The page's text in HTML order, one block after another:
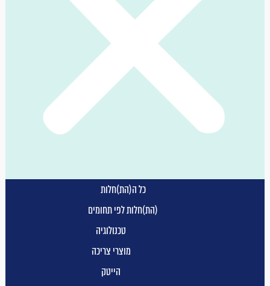
כל ה(הת)חלות
(הת)חלות לפי תחומים
טכנולוגיה
מוצרי צריכה
הייטק